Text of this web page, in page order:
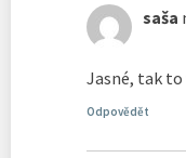
saša
Jasné, tak
Odpovědět